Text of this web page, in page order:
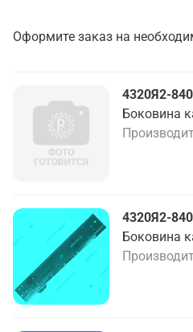
Оформите заказ на
4320Я2-
Боковина
4320Я2-
Боковина